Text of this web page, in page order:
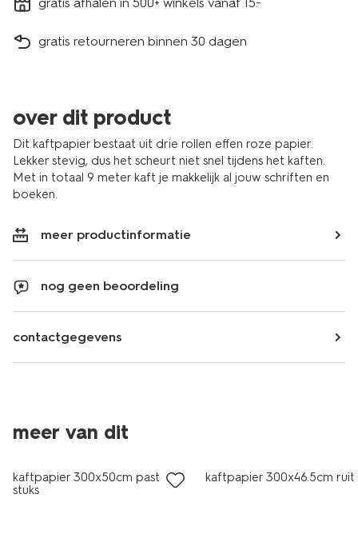
gratis retourneren binnen 30 dagen
over dit product
Dit kaftpapier bestaat uit drie rollen effen roze papier.
Lekker stevig, dus het scheurt niet snel tijdens het kaften.
Met in totaal 9 meter kaft je makkelijk al jouw schriften en
boeken.
meer productinformatie
nog geen beoordeling
contactgegevens
meer van dit
nieuw
kaftpapier 300x50cm pastel - 3
stuks
kaftpapier 300x46.5cm